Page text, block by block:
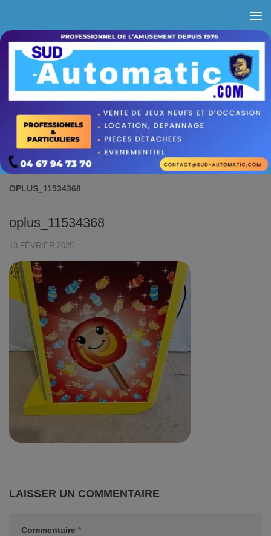
OPLUS_11534368
oplus_11534368
13 FÉVRIER 2025
LAISSER UN COMMENTAIRE
Commentaire *